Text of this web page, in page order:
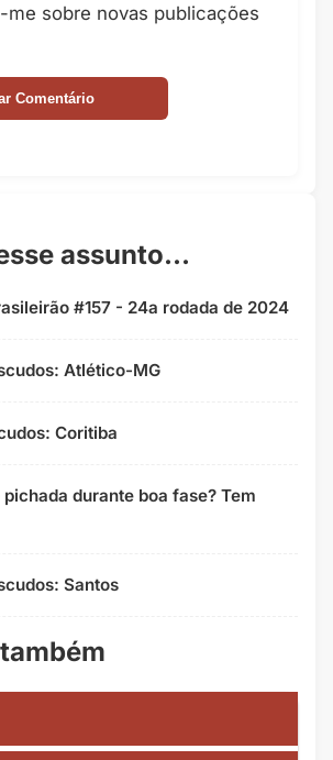
me sobre novas publicações
assunto...
#157 - 24a rodada de 2024
Atlético-MG
Coritiba
durante boa fase? Tem
Santos